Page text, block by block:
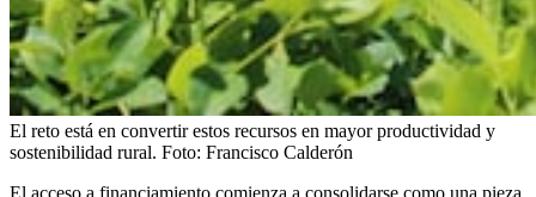
El reto está en convertir estos recursos en mayor productividad y
sostenibilidad rural. Foto: Francisco Calderón
El acceso a financiamiento comienza a consolidarse como una pieza